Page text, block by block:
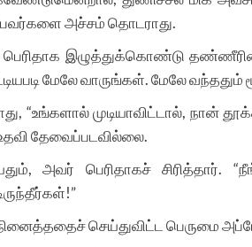
அச்சம் தொடராது.
இழுத்துக்கொண்டு தண்ணீரின்
மேலே வாருங்கள். மேலே
“உங்களால் முடியாவிட்டால், நான்
தேவைப்படவில்லை.
அவர் பெரிதாகச் சிரித்தார்.
நினைத்ததைச் செய்துவிட்ட பெருமை